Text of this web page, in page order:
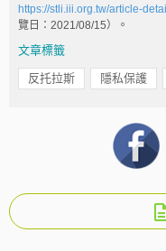
https://stli.iii.org.tw/article-
覽日：2021/08/15）。
文章標籤
反托拉斯 隱私保護